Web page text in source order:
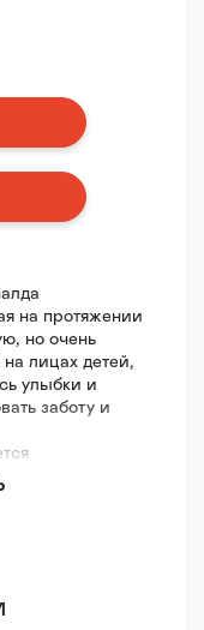
на протяжении
но очень
лицах детей,
улыбки и
заботу и
для
здоровья,
Роналда
проходят